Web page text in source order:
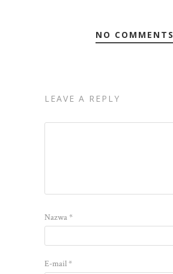
NO COMMENTS
LEAVE A REPLY
Nazwa*
E-mail*